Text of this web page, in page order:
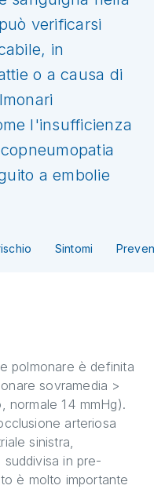
verificarsi
in
o a causa di
l'insufficienza
a embolie
Sintomi
polmonare è definita
sovramedia >
normale 14 mmHg).
arteriosa
sinistra,
in pre-
è molto importante